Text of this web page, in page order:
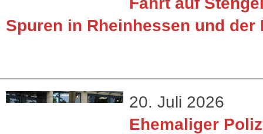
Spuren in Rheinhessen und der
20. Juli 2026
Ehemaliger